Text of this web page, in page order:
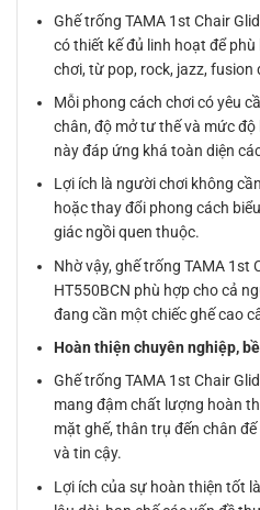
Ghế trống TAMA 1st Chair
có thiết kế đủ linh hoạt để
chơi, từ pop, rock, jazz, fusion
Mỗi phong cách chơi có yêu
chân, độ mở tư thế và mức
này đáp ứng khá toàn diện
Lợi ích là người chơi không
hoặc thay đổi phong cách
giác ngồi quen thuộc.
Nhờ vậy, ghế trống TAMA 1st
HT550BCN phù hợp cho cả
đang cần một chiếc ghế cao
Hoàn thiện chuyên nghiệp,
Ghế trống TAMA 1st Chair
mang đậm chất lượng hoàn
mặt ghế, thân trụ đến chân
và tin cậy.
Lợi ích của sự hoàn thiện tốt